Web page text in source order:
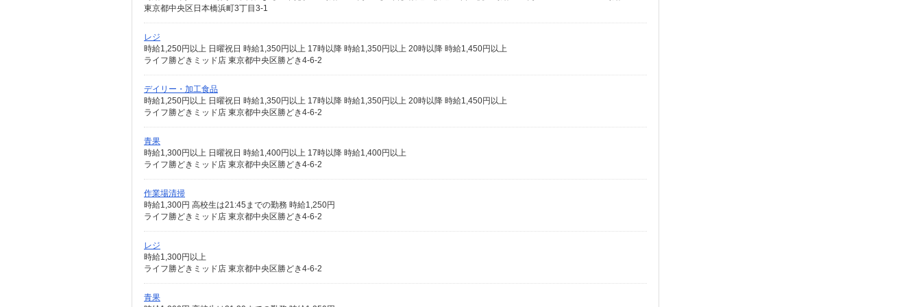
東京都中央区日本橋浜町3丁目3-1
レジ
時給1,250円以上 日曜祝日 時給1,350円以上 17時以降 時給1,350円以上 20時以降 時給1,450円以上
ライフ勝どきミッド店 東京都中央区勝どき4-6-2
デイリー・加工食品
時給1,250円以上 日曜祝日 時給1,350円以上 17時以降 時給1,350円以上 20時以降 時給1,450円以上
ライフ勝どきミッド店 東京都中央区勝どき4-6-2
青果
時給1,300円以上 日曜祝日 時給1,400円以上 17時以降 時給1,400円以上
ライフ勝どきミッド店 東京都中央区勝どき4-6-2
作業場清掃
時給1,300円 高校生は21:45までの勤務 時給1,250円
ライフ勝どきミッド店 東京都中央区勝どき4-6-2
レジ
時給1,300円以上
ライフ勝どきミッド店 東京都中央区勝どき4-6-2
青果